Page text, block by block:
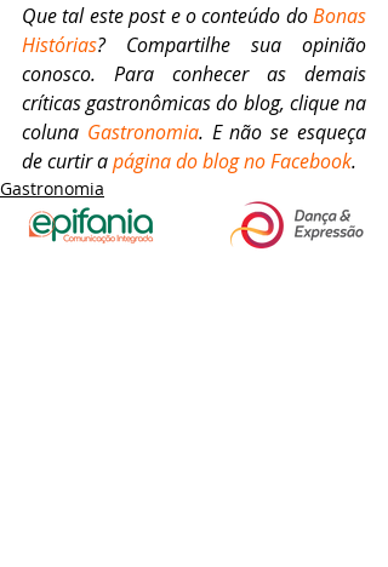
Que tal este post e o conteúdo do Bonas
Histórias? Compartilhe sua opinião
conosco. Para conhecer as demais
críticas gastronômicas do blog, clique na
coluna Gastronomia. E não se esqueça
de curtir a página do blog no Facebook.
Gastronomia